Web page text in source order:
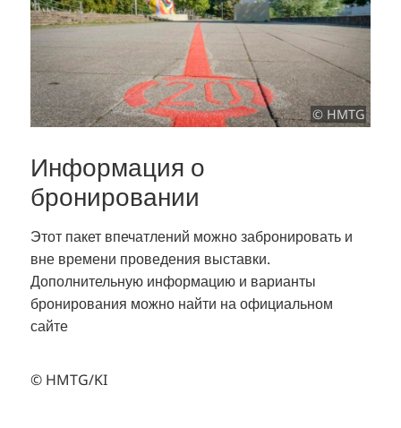
© HMTG
Информация о
бронировании
Этот пакет впечатлений можно забронировать и
вне времени проведения выставки.
Дополнительную информацию и варианты
бронирования можно найти на официальном
сайте
© HMTG/KI